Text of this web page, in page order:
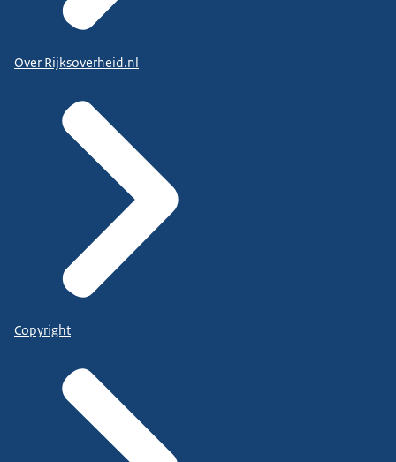
Over Rijksoverheid.nl
Copyright